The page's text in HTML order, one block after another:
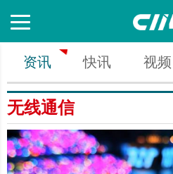
资讯 快讯 视频
无线通信